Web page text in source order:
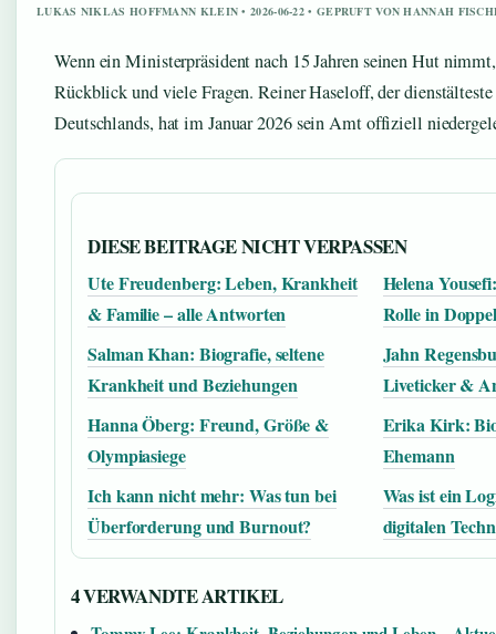
LUKAS NIKLAS HOFFMANN KLEIN • 2026-06-22 • GEPRUFT VON HANNAH
Wenn ein Ministerpräsident nach 15 Jahren seinen Hut
Rückblick und viele Fragen. Reiner Haseloff, der
Deutschlands, hat im Januar 2026 sein Amt offiziell
DIESE BEITRAGE NICHT VERPASSEN
Ute Freudenberg: Leben, Krankheit
& Familie – alle Antworten
Helena
Rolle in
Salman Khan: Biografie, seltene
Krankheit und Beziehungen
Jahn
Liveticker &
Hanna Öberg: Freund, Größe &
Olympiasiege
Erika Kirk:
Ehemann
Ich kann nicht mehr: Was tun bei
Überforderung und Burnout?
Was ist ein
digitalen
4 VERWANDTE ARTIKEL